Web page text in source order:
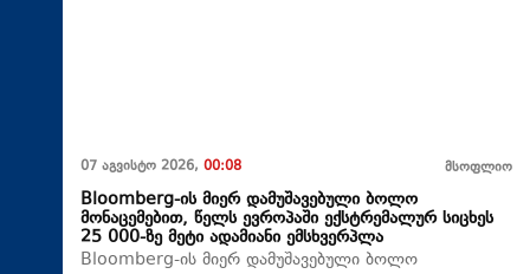
07 აგვისტო 2026, 00:08 მსოფლიო
Bloomberg-ის მიერ დამუშავებული ბოლო
მონაცემებით, წელს ევროპაში ექსტრემალურ სიცხეს
25 000-ზე მეტი ადამიანი ემსხვერპლა
Bloomberg-ის მიერ დამუშავებული ბოლო